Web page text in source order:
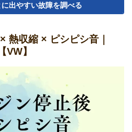
出やすい故障を調べる
熱収縮 × ピシピシ音｜
VW】